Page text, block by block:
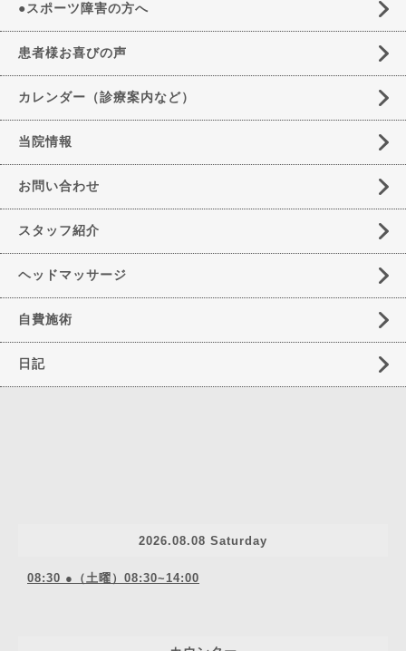
●スポーツ障害の方へ
患者様お喜びの声
カレンダー（診療案内など）
当院情報
お問い合わせ
スタッフ紹介
ヘッドマッサージ
自費施術
日記
2026.08.08 Saturday
08:30 ●（土曜）08:30~14:00